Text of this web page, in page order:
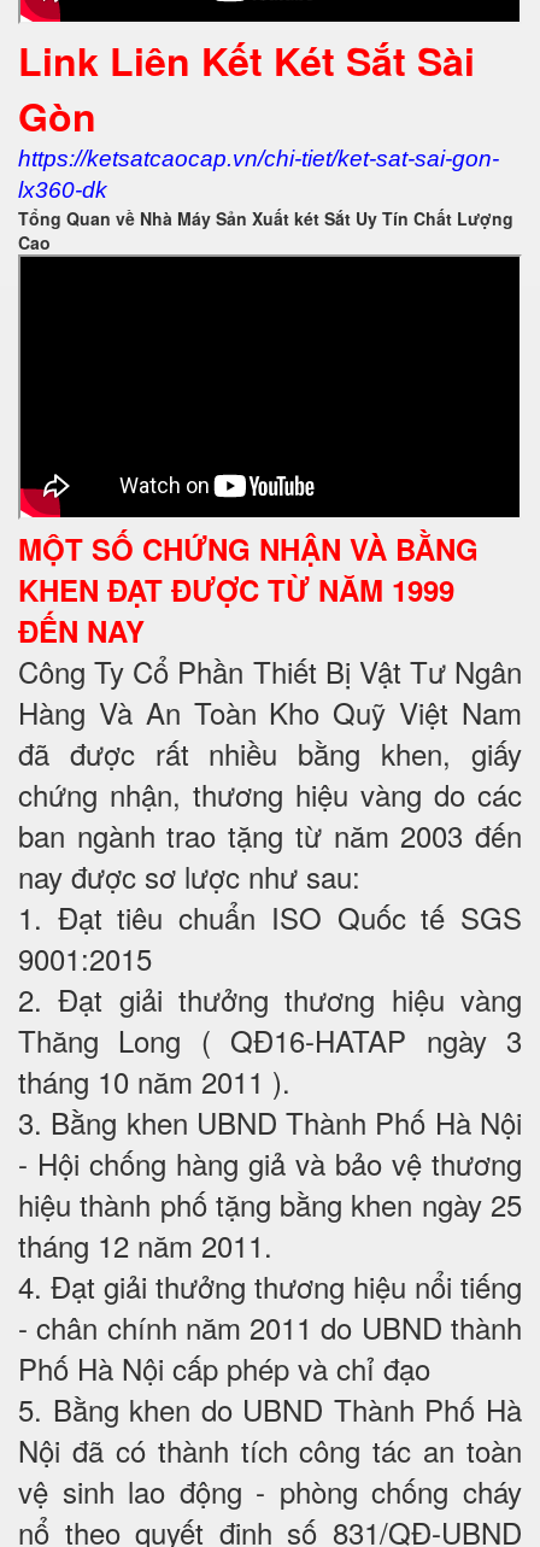
Link Liên Kết Két Sắt Sài
Gòn
https://ketsatcaocap.vn/chi-tiet/ket-sat-sai-gon-
lx360-dk
Tổng Quan về Nhà Máy Sản Xuất két Sắt Uy Tín Chất Lượng
Cao
MỘT SỐ CHỨNG NHẬN VÀ BẰNG
KHEN ĐẠT ĐƯỢC TỪ NĂM 1999
ĐẾN NAY
Công Ty Cổ Phần Thiết Bị Vật Tư Ngân
Hàng Và An Toàn Kho Quỹ Việt Nam
đã được rất nhiều bằng khen, giấy
chứng nhận, thương hiệu vàng do các
ban ngành trao tặng từ năm 2003 đến
nay được sơ lược như sau:
1. Đạt tiêu chuẩn ISO Quốc tế SGS
9001:2015
2. Đạt giải thưởng thương hiệu vàng
Thăng Long ( QĐ16-HATAP ngày 3
tháng 10 năm 2011 ).
3. Bằng khen UBND Thành Phố Hà Nội
- Hội chống hàng giả và bảo vệ thương
hiệu thành phố tặng bằng khen ngày 25
tháng 12 năm 2011.
4. Đạt giải thưởng thương hiệu nổi tiếng
- chân chính năm 2011 do UBND thành
Phố Hà Nội cấp phép và chỉ đạo
5. Bằng khen do UBND Thành Phố Hà
Nội đã có thành tích công tác an toàn
vệ sinh lao động - phòng chống cháy
nổ theo quyết định số 831/QĐ-UBND